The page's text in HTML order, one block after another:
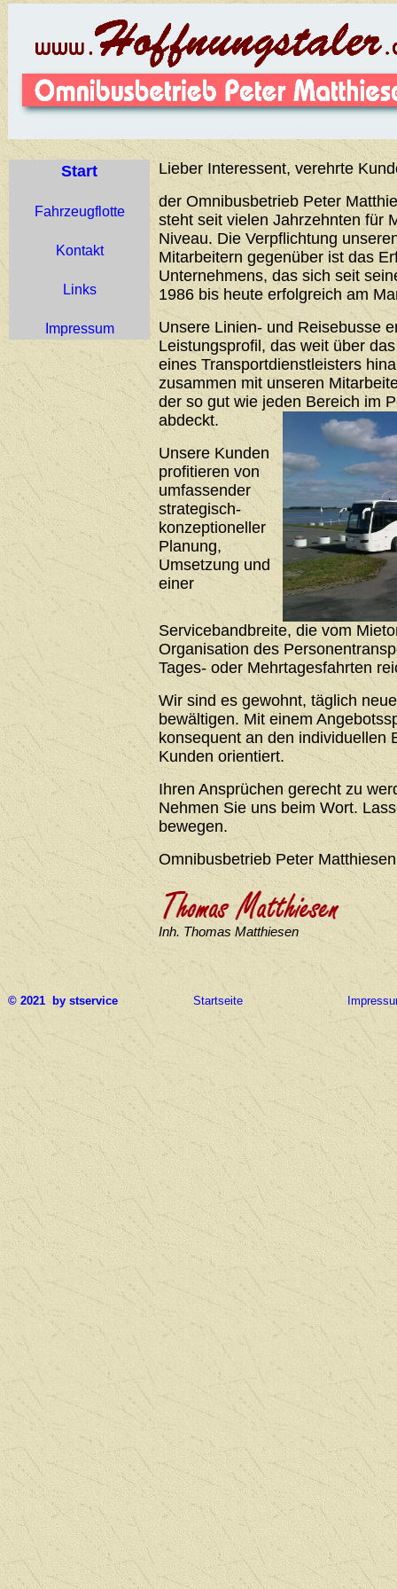
Start
Fahrzeugflotte
Kontakt
Links
Impressum
Lieber Interessent, verehrte
der Omnibusbetrieb Peter
steht seit vielen Jahrzehnten für
Niveau. Die Verpflichtung
Mitarbeitern gegenüber ist das
Unternehmens, das sich seit
1986 bis heute erfolgreich am
Unsere Linien- und Reisebusse
Leistungsprofil, das weit über
eines Transportdienstleisters
zusammen mit unseren
der so gut wie jeden Bereich im
abdeckt.
Unsere Kunden
profitieren von
umfassender
strategisch-
konzeptioneller
Planung,
Umsetzung und
einer
Servicebandbreite, die vom
Organisation des
Tages- oder Mehrtagesfahrten
Wir sind es gewohnt, täglich
bewältigen. Mit einem
konsequent an den individuellen
Kunden orientiert.
Ihren Ansprüchen gerecht zu
Nehmen Sie uns beim Wort.
bewegen.
Omnibusbetrieb Peter Matthiesen
Inh. Thomas Matthiesen
© 2021 by stservice Startseite